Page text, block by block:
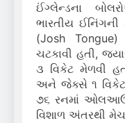
ઈંગ્લેન્ડના
ભારતીય
(Josh
ચટકાવી હતી,
૩ વિકેટ મેળવી
અને જેક્સે ૧ વિકેટ
૭૬ રનમાં
વિશાળ અંતરથી મેચ